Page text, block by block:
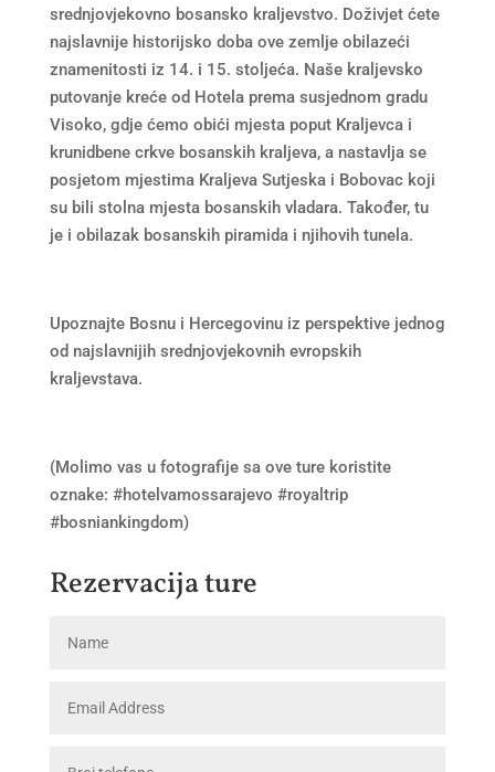
srednjovjekovno bosansko kraljevstvo. Doživjet ćete
najslavnije historijsko doba ove zemlje obilazeći
znamenitosti iz 14. i 15. stoljeća. Naše kraljevsko
putovanje kreće od Hotela prema susjednom gradu
Visoko, gdje ćemo obići mjesta poput Kraljevca i
krunidbene crkve bosanskih kraljeva, a nastavlja se
posjetom mjestima Kraljeva Sutjeska i Bobovac koji
su bili stolna mjesta bosanskih vladara. Također, tu
je i obilazak bosanskih piramida i njihovih tunela.
Upoznajte Bosnu i Hercegovinu iz perspektive jednog
od najslavnijih srednjovjekovnih evropskih
kraljevstava.
(Molimo vas u fotografije sa ove ture koristite
oznake: #hotelvamossarajevo #royaltrip
#bosniankingdom)
Rezervacija ture